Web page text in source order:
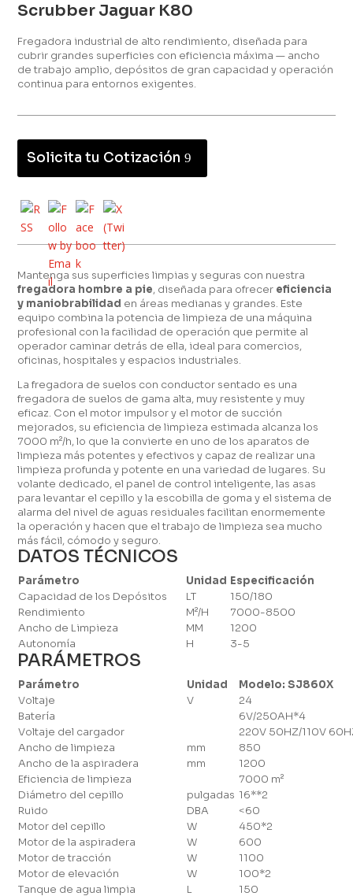
Scrubber Jaguar K80
Fregadora industrial de alto rendimiento, diseñada para
cubrir grandes superficies con eficiencia máxima — ancho
de trabajo amplio, depósitos de gran capacidad y operación
continua para entornos exigentes.
Solicita tu Cotización
Mantenga sus superficies limpias y seguras con nuestra
fregadora hombre a pie, diseñada para ofrecer eficiencia
y maniobrabilidad en áreas medianas y grandes. Este
equipo combina la potencia de limpieza de una máquina
profesional con la facilidad de operación que permite al
operador caminar detrás de ella, ideal para comercios,
oficinas, hospitales y espacios industriales.
La fregadora de suelos con conductor sentado es una
fregadora de suelos de gama alta, muy resistente y muy
eficaz. Con el motor impulsor y el motor de succión
mejorados, su eficiencia de limpieza estimada alcanza los
7000 m²/h, lo que la convierte en uno de los aparatos de
limpieza más potentes y efectivos y capaz de realizar una
limpieza profunda y potente en una variedad de lugares. Su
volante dedicado, el panel de control inteligente, las asas
para levantar el cepillo y la escobilla de goma y el sistema de
alarma del nivel de aguas residuales facilitan enormemente
la operación y hacen que el trabajo de limpieza sea mucho
más fácil, cómodo y seguro.
DATOS TÉCNICOS
Parámetro Unidad Especificación
Capacidad de los Depósitos
LT
150/180
Rendimiento
M²/H
7000-8500
Ancho de Limpieza
MM
1200
Autonomía
H 3-5
PARÁMETROS
Parámetro Unidad
Modelo: SJ860X
Voltaje
V
24
Batería
6V/250AH*4
Voltaje del cargador
220V 50HZ/110V
Ancho de limpieza
mm
850
Ancho de la aspiradera
mm
1200
Eficiencia de limpieza
7000 m²
Diámetro del cepillo
pulgadas 16**2
Ruido
DBA
<60
Motor del cepillo
W
450*2
Motor de la aspiradera
W
600
Motor de tracción
W
1100
Motor de elevación
W
100*2
Tanque de agua limpia
L 150